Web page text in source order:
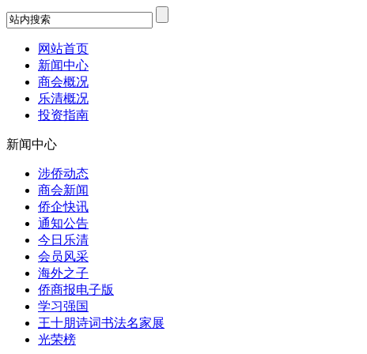
网站首页
新闻中心
商会概况
乐清概况
投资指南
新闻中心
涉侨动态
商会新闻
侨企快讯
通知公告
今日乐清
会员风采
海外之子
侨商报电子版
学习强国
王十朋诗词书法名家展
光荣榜